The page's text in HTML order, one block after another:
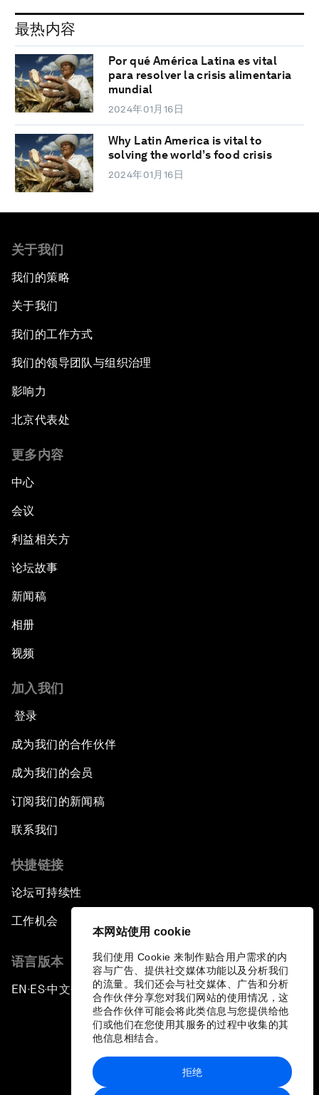
本网站使用 cookie
我们使用 Cookie 来制作贴合用户需求的内
容与广告、提供社交媒体功能以及分析我们
的流量。我们还会与社交媒体、广告和分析
合作伙伴分享您对我们网站的使用情况，这
些合作伙伴可能会将此类信息与您提供给他
们或他们在您使用其服务的过程中收集的其
他信息相结合。
拒绝
最热内容
Por qué América Latina es vital
para resolver la crisis alimentaria
mundial
2024年01月16日
Why Latin America is vital to
solving the world’s food crisis
2024年01月16日
关于我们
我们的策略
关于我们
我们的工作方式
我们的领导团队与组织治理
影响力
北京代表处
更多内容
中心
会议
利益相关方
论坛故事
新闻稿
相册
视频
加入我们
登录
成为我们的合作伙伴
成为我们的会员
订阅我们的新闻稿
联系我们
快捷链接
论坛可持续性
工作机会
语言版本
EN ▪ES▪中文▪ 日本語